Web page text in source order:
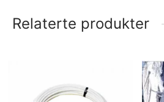
Relaterte produkter